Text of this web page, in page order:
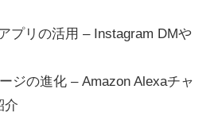
プリの活用 – Instagram DMや
ジの進化 – Amazon Alexaチャ
介